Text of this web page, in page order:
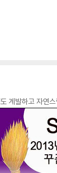
계발하고 자연